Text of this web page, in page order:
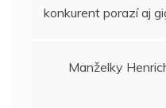
konkurent porazí aj
Manželky